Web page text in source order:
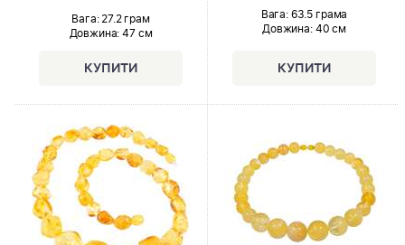
Вага: 27.2 грам
Довжина: 47 см
Вага: 63.5 грама
Довжина:40 см